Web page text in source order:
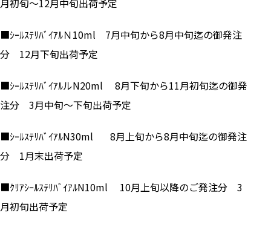
月初旬～12月中旬出荷予定
■ｼｰﾙｽﾃﾘﾊﾞｲｱﾙＮ10ml 7月中旬から8月中旬迄の御発注
分 12月下旬出荷予定
■ｼｰﾙｽﾃﾘﾊﾞｲｱﾙルN20ml 8月下旬から11月初旬迄の御発
注分 3月中旬～下旬出荷予定
■ｼｰﾙｽﾃﾘﾊﾞｲｱﾙN30ml 8月上旬から8月中旬迄の御発注
分 1月末出荷予定
■ｸﾘｱｼｰﾙｽﾃﾘﾊﾞｲｱﾙN10ml 10月上旬以降のご発注分 3
月初旬出荷予定